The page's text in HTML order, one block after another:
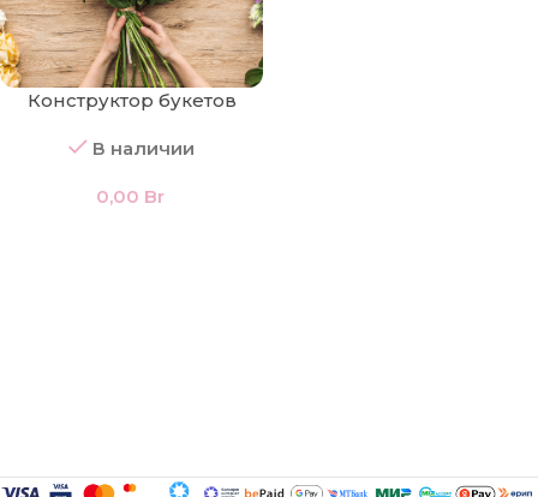
Конструктор букетов
В наличии
0,00 Br